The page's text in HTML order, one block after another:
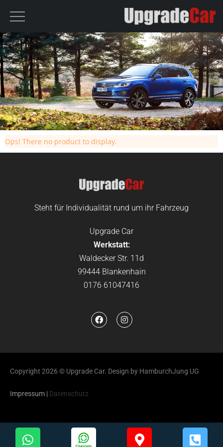
Ops! There no product to display.
Steht für Individualität rund um ihr Fahrzeug
Upgrade Car
Werkstatt:
Waldecker Str. 11d
99444 Blankenhain
0176 61047416
Copyright 2026 © Upgrade Car. Design by HamburchJung UG
Impressum | Datenschutz